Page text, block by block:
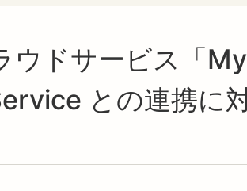
ウドサービス「
との連携に